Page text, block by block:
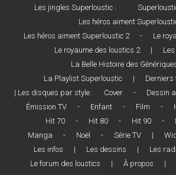
Les jingles Superloustic :
Les héros aiment
Les héros aiment Superloustic 2
- Le
Le royaume des loustics 2
|
La Belle Histoire des
La Playlist Superloustic
|
| Les disques par style :
Cover - Dessin
Émission TV
- Enfant - Film -
Hit 70
- Hit 80 - Hit 90 -
Manga
- Noël - Série TV |
Les infos
| Les dessins | Les
Le forum des loustics
| À propos |